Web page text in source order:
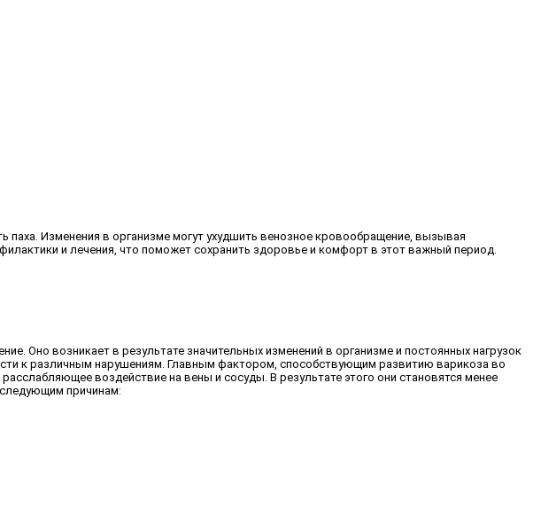
Изменения в организме могут ухудшить венозное кровообращение, вызывая
и лечения, что поможет сохранить здоровье и комфорт в этот важный период.
Оно возникает в результате значительных изменений в организме и постоянных нагрузок
к различным нарушениям. Главным фактором, способствующим развитию варикоза во
воздействие на вены и сосуды. В результате этого они становятся менее
причинам: